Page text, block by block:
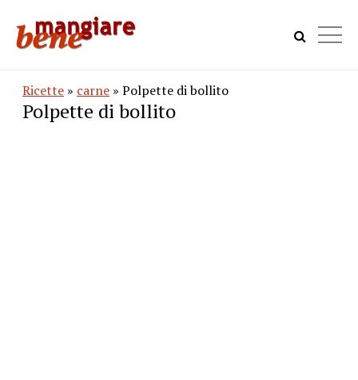
Ricette » carne » Polpette di bollito
Polpette di bollito